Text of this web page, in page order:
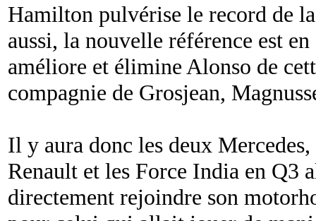
Hamilton pulvérise le record de
aussi, la nouvelle référence est
améliore et élimine Alonso de
compagnie de Grosjean,
Il y aura donc les deux
Renault et les Force India en Q3
directement rejoindre son